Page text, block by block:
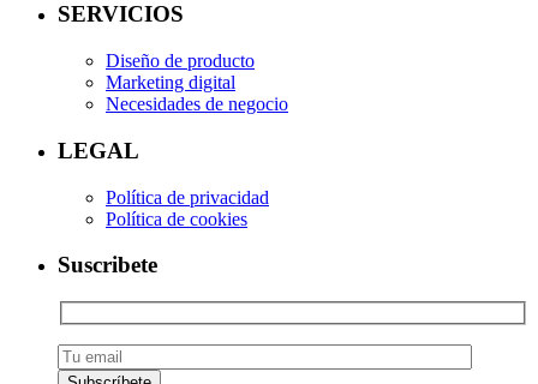
SERVICIOS
Diseño de producto
Marketing digital
Necesidades de negocio
LEGAL
Política de privacidad
Política de cookies
Suscribete